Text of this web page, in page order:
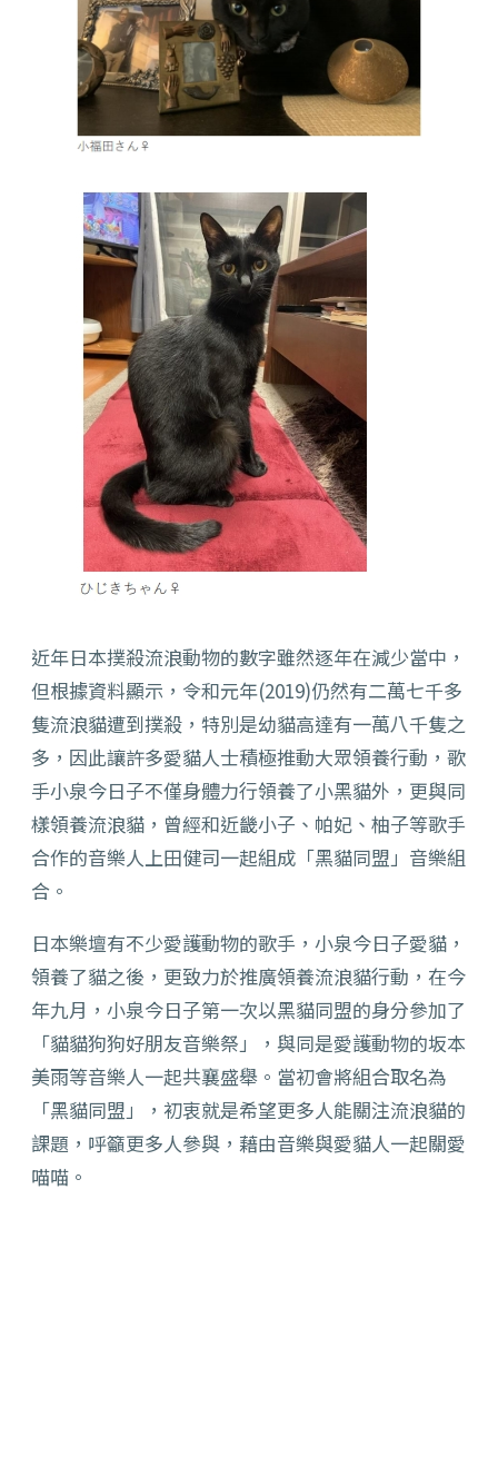
近年日本撲殺流浪動物的數字雖然逐年在減少當中，
但根據資料顯示，令和元年(2019)仍然有二萬七千多
隻流浪貓遭到撲殺，特別是幼貓高達有一萬八千隻之
多，因此讓許多愛貓人士積極推動大眾領養行動，歌
手小泉今日子不僅身體力行領養了小黑貓外，更與同
樣領養流浪貓，曾經和近畿小子、帕妃、柚子等歌手
合作的音樂人上田健司一起組成「黑貓同盟」音樂組
合。
日本樂壇有不少愛護動物的歌手，小泉今日子愛貓，
領養了貓之後，更致力於推廣領養流浪貓行動，在今
年九月，小泉今日子第一次以黑貓同盟的身分參加了
「貓貓狗狗好朋友音樂祭」，與同是愛護動物的坂本
美雨等音樂人一起共襄盛舉。當初會將組合取名為
「黑貓同盟」，初衷就是希望更多人能關注流浪貓的
課題，呼籲更多人參與，藉由音樂與愛貓人一起關愛
喵喵。